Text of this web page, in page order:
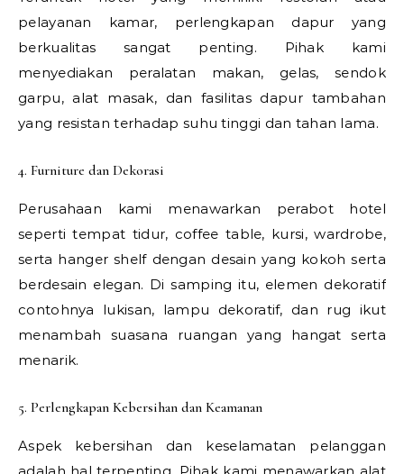
pelayanan kamar, perlengkapan dapur yang
berkualitas sangat penting. Pihak kami
menyediakan peralatan makan, gelas, sendok
garpu, alat masak, dan fasilitas dapur tambahan
yang resistan terhadap suhu tinggi dan tahan lama.
4. Furniture dan Dekorasi
Perusahaan kami menawarkan perabot hotel
seperti tempat tidur, coffee table, kursi, wardrobe,
serta hanger shelf dengan desain yang kokoh serta
berdesain elegan. Di samping itu, elemen dekoratif
contohnya lukisan, lampu dekoratif, dan rug ikut
menambah suasana ruangan yang hangat serta
menarik.
5. Perlengkapan Kebersihan dan Keamanan
Aspek kebersihan dan keselamatan pelanggan